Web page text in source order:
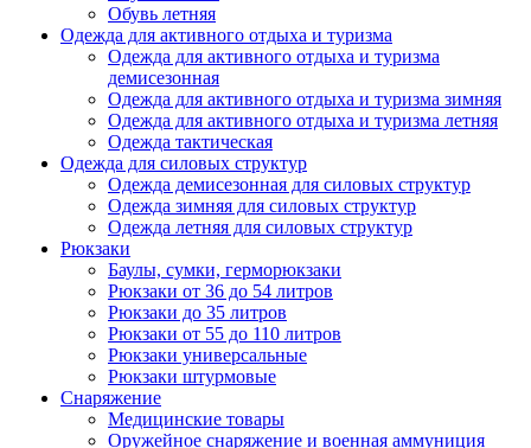
Обувь летняя
Одежда для активного отдыха и туризма
Одежда для активного отдыха и туризма
демисезонная
Одежда для активного отдыха и туризма зимняя
Одежда для активного отдыха и туризма летняя
Одежда тактическая
Одежда для силовых структур
Одежда демисезонная для силовых структур
Одежда зимняя для силовых структур
Одежда летняя для силовых структур
Рюкзаки
Баулы, сумки, герморюкзаки
Рюкзаки от 36 до 54 литров
Рюкзаки до 35 литров
Рюкзаки от 55 до 110 литров
Рюкзаки универсальные
Рюкзаки штурмовые
Снаряжение
Медицинские товары
Оружейное снаряжение и военная аммуниция